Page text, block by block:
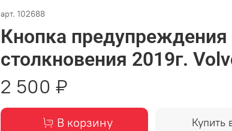
арт. 102688
Кнопка предупреждения
столкновения 2019г.
2 500 ₽
В корзину Купить